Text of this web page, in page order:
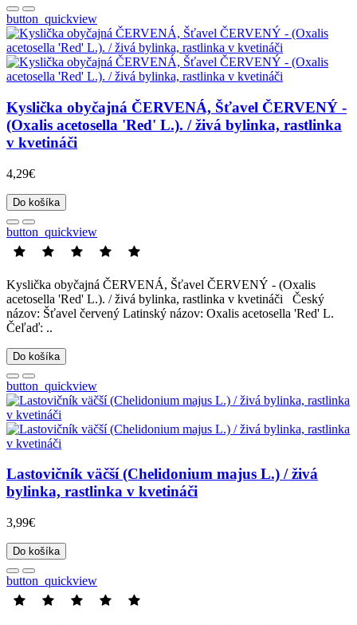
button_quickview
Kyslička obyčajná ČERVENÁ, Šťavel ČERVENÝ -
(Oxalis acetosella 'Red' L.). / živá bylinka, rastlinka
v kvetináči
4,29€
Do košíka
button_quickview
Kyslička obyčajná ČERVENÁ, Šťavel ČERVENÝ - (Oxalis
acetosella 'Red' L.). / živá bylinka, rastlinka v kvetináči Český
názov: Šťavel červený Latinský názov: Oxalis acetosella 'Red' L.
Čeľaď: ..
Do košíka
button_quickview
Lastovičník väčší (Chelidonium majus L.) / živá
bylinka, rastlinka v kvetináči
3,99€
Do košíka
button_quickview